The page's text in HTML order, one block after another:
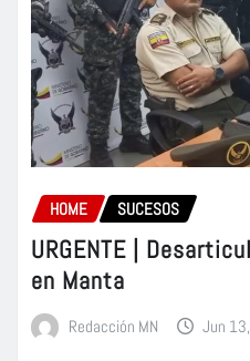
HOME SUCESOS
URGENTE |
en Manta
Redacción MN Jun